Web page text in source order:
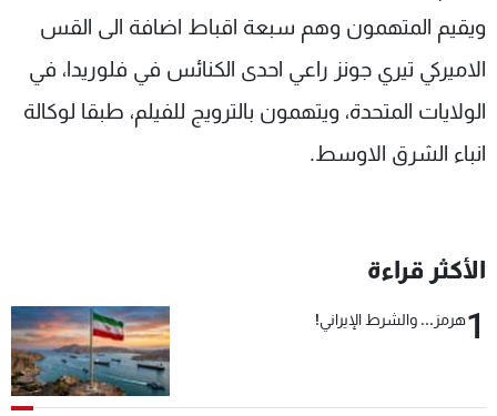
ويقيم المتهمون وهم سبعة اقباط اضافة الى القس
الاميركي تيري جونز راعي احدى الكنائس في فلوريدا، في
الولايات المتحدة، ويتهمون بالترويج للفيلم، طبقا لوكالة
انباء الشرق الاوسط.
الأكثر قراءة
1هرمز... والشرط الإيراني!